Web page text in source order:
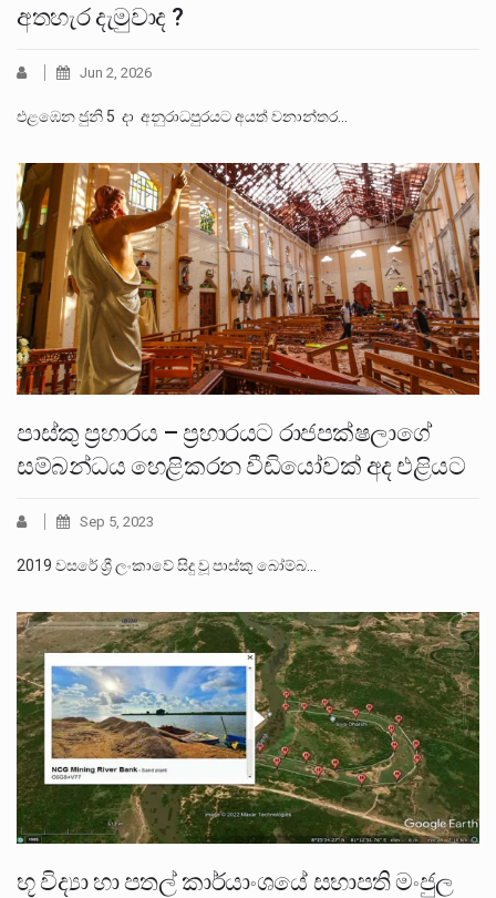
අතහැර දැමුවාද ?
Jun 2, 2026
එළඹෙන ජුනි 5 දා අනුරාධපුරයට අයත් වනාන්තර…
පාස්කු ප්‍රහාරය – ප්‍රහාරයට රාජපක්ෂලාගේ
සම්බන්ධය හෙළිකරන වීඩියෝවක් අද එළියට
Sep 5, 2023
2019 වසරේ ශ්‍රී ලංකාවේ සිදු වූ පාස්කු බෝම්බ…
භූ විද්‍යා හා පතල් කාර්යාංශයේ සභාපති මංජුල